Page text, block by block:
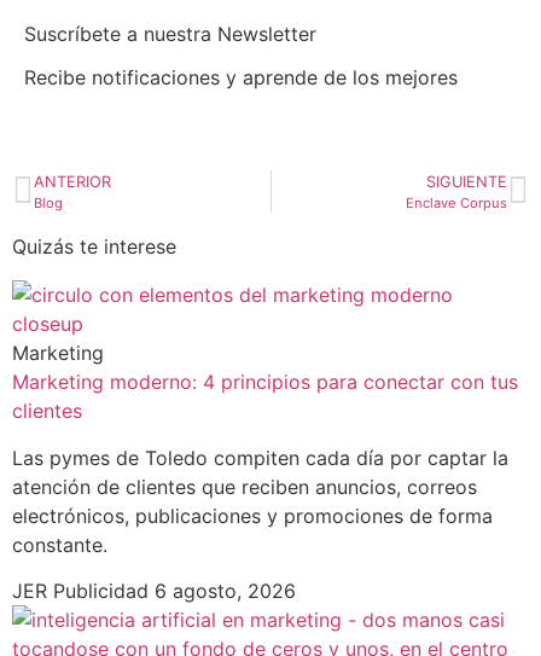
Suscríbete a nuestra Newsletter
Recibe notificaciones y aprende de los mejores
ANTERIOR
Blog
SIGUIENTE
Enclave Corpus
Quizás te interese
Marketing
Marketing moderno: 4 principios para conectar con tus
clientes
Las pymes de Toledo compiten cada día por captar la
atención de clientes que reciben anuncios, correos
electrónicos, publicaciones y promociones de forma
constante.
JER Publicidad 6 agosto, 2026